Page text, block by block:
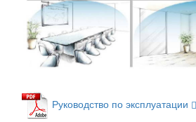
Руководство по эксплуатации